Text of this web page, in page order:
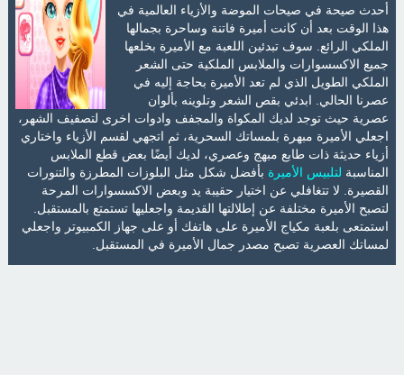
أحدث صيحة في صيحات الموضة والأزياء العالمية في
هذا الوقت بعد أن كانت أميرة فاتنة وساحرة بجمالها
الملكي الرائع. سوف تبدئين اللعبة مع الأميرة بخلعها
جميع الاكسسوارات والملابس الملكية حتى الشعر
الملكي الطويل الذي لم تعد الأميرة بحاجة إليه في
عصرنا الحالي. ابدئي بقص الشعر وتلوينه بألوان
عصرية حيث توجد لديك المكواة والمجفف وادوات اخرى لتصفيف الشهر،
اجعلي الأميرة مبهرة بلمساتك السحرية، ثم اتجهي لقسم الأزياء واختاري
أزياء حديثة ذات طابع مبهج وعصري، لديك أيضًا بعض قطع الملابس
المناسبة لتلبيس الأميرة بأفضل شكل مثل البلوزات المطرزة والتنورات
القصيرة. لا تتغافلي عن اختيار حقيبة يد وبعض الاكسسوارات المرحة
لتصبح الأميرة مختلفة عن إطلالتها القديمة واجعليها تستمتع بالمستقبل.
استمتعى بلعبة مكياج الأميرة على هاتفك أو على جهاز الكمبيوتر واجعلي
لمساتك العصرية تصبح مصدر جمال الأميرة في المستقبل.